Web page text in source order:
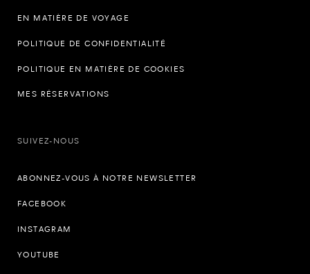
EN MATIÈRE DE VOYAGE
POLITIQUE DE CONFIDENTIALITÉ
POLITIQUE EN MATIÈRE DE COOKIES
MES RÉSERVATIONS
SUIVEZ-NOUS
ABONNEZ-VOUS À NOTRE NEWSLETTER
FACEBOOK
INSTAGRAM
YOUTUBE